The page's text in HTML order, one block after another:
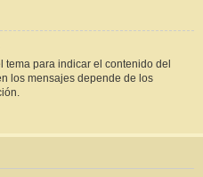
para indicar el contenido del
los mensajes depende de los